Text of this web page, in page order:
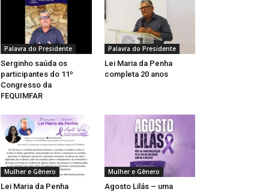
Palavra do Presidente
Serginho saúda os
participantes do 11º
Congresso da
FEQUIMFAR
Palavra do Presidente
Lei Maria da Penha
completa 20 anos
Mulher e Gênero
Lei Maria da Penha
Mulher e Gênero
Agosto Lilás – uma